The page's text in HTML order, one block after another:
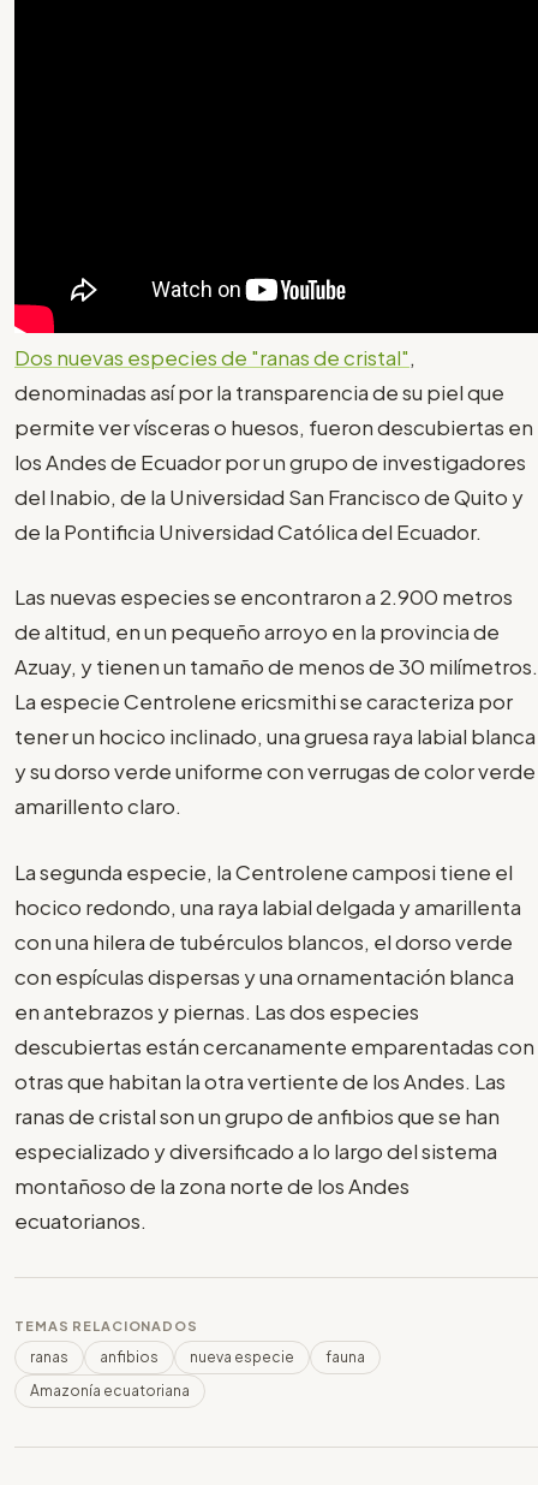
Dos nuevas especies de "ranas de cristal",
denominadas así por la transparencia de su piel que
permite ver vísceras o huesos, fueron descubiertas en
los Andes de Ecuador por un grupo de investigadores
del Inabio, de la Universidad San Francisco de Quito y
de la Pontificia Universidad Católica del Ecuador.
Las nuevas especies se encontraron a 2.900 metros
de altitud, en un pequeño arroyo en la provincia de
Azuay, y tienen un tamaño de menos de 30 milímetros.
La especie Centrolene ericsmithi se caracteriza por
tener un hocico inclinado, una gruesa raya labial blanca
y su dorso verde uniforme con verrugas de color verde
amarillento claro.
La segunda especie, la Centrolene camposi tiene el
hocico redondo, una raya labial delgada y amarillenta
con una hilera de tubérculos blancos, el dorso verde
con espículas dispersas y una ornamentación blanca
en antebrazos y piernas. Las dos especies
descubiertas están cercanamente emparentadas con
otras que habitan la otra vertiente de los Andes. Las
ranas de cristal son un grupo de anfibios que se han
especializado y diversificado a lo largo del sistema
montañoso de la zona norte de los Andes
ecuatorianos.
TEMAS RELACIONADOS
ranas anfibios nueva especie
fauna
Amazonía ecuatoriana